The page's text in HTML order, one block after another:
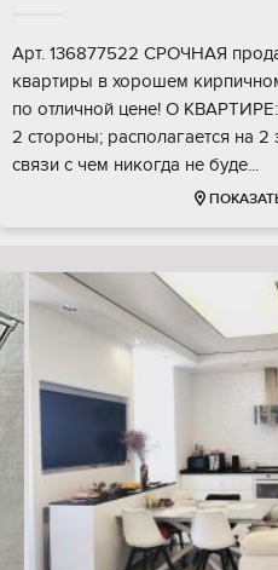
Арт. 136877522 СРОЧНАЯ
квартиры в хорошем
по отличной цене! О КВАРТИРЕ:
2 стороны; располагается на 2
связи с чем никогда не буде...